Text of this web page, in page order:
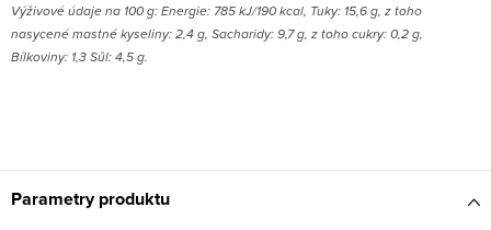
Výživové údaje na 100 g: Energie: 785 kJ/190 kcal, Tuky: 15,6 g, z toho
nasycené mastné kyseliny: 2,4 g, Sacharidy: 9,7 g, z toho cukry: 0,2 g,
Bílkoviny: 1,3 Sůl: 4,5 g.
Parametry produktu